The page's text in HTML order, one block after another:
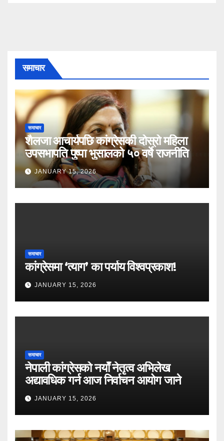
समाचार
समाचार
शैलजा आचार्यपछि कांग्रेसकी दोस्रो महिला
उपसभापति पुष्पा भुसालको ५० वर्षे राजनीति
JANUARY 15, 2026
समाचार
कांग्रेसमा ‘त्याग’ का पर्याय विश्वप्रकाश!
JANUARY 15, 2026
समाचार
नेपाली कांग्रेसको नयाँ नेतृत्व अभिलेख
अद्यावधिक गर्न आज निर्वाचन आयोग जाने
JANUARY 15, 2026